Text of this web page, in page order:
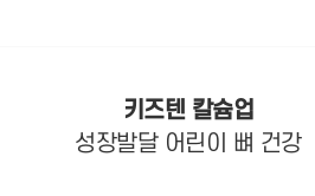
키즈텐 칼슘업
성장발달 어린이 뼈 건강